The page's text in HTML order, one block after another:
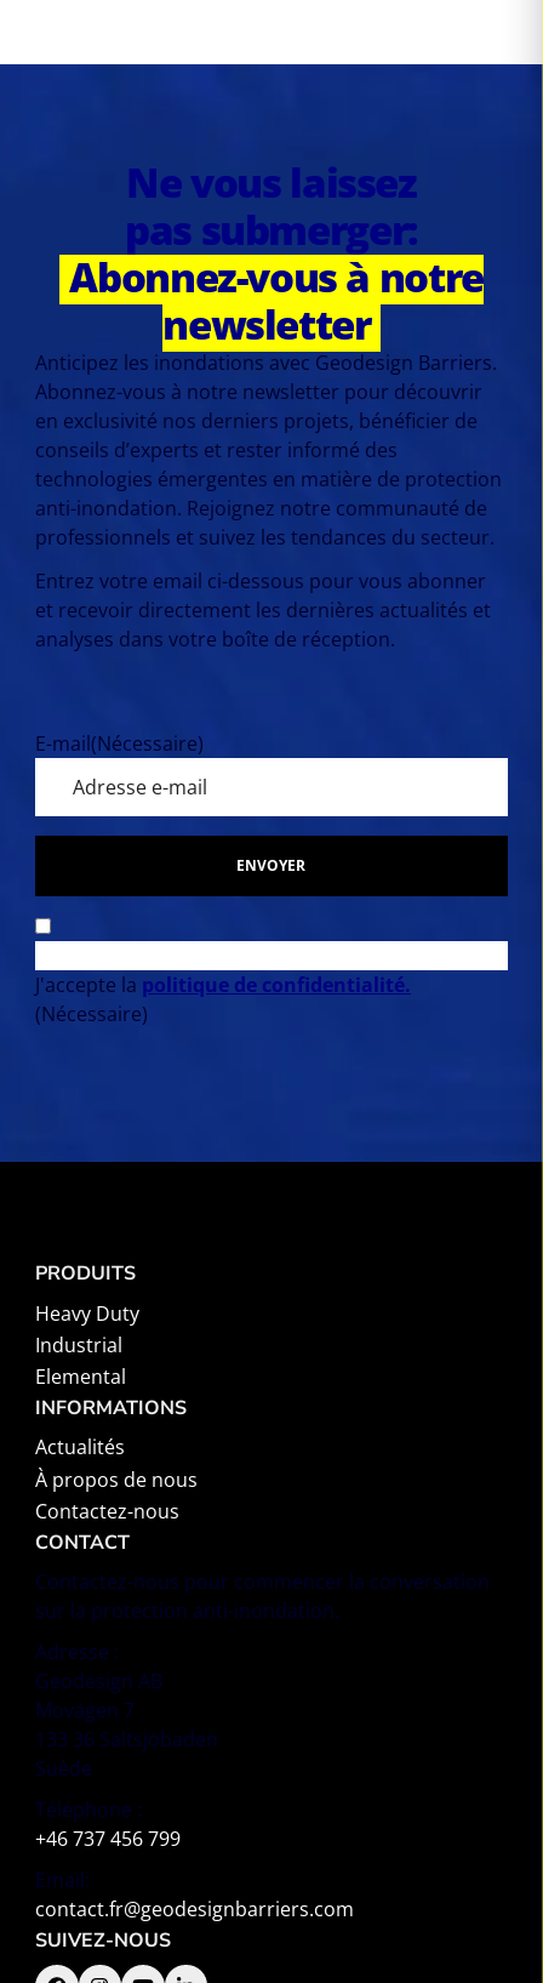
Ne vous laissez
pas submerger:
Abonnez-vous à notre
newsletter
Anticipez les inondations avec Geodesign Barriers.
Abonnez-vous à notre newsletter pour découvrir
en exclusivité nos derniers projets, bénéficier de
conseils d’experts et rester informé des
technologies émergentes en matière de protection
anti-inondation. Rejoignez notre communauté de
professionnels et suivez les tendances du secteur.
Entrez votre email ci-dessous pour vous abonner
et recevoir directement les dernières actualités et
analyses dans votre boîte de réception.
E-mail(Nécessaire)
J'accepte la politique de confidentialité.
(Nécessaire)
ENVOYER
PRODUITS
Heavy Duty
Industrial
Elemental
INFORMATIONS
Actualités
À propos de nous
Contactez-nous
CONTACT
Contactez-nous pour commencer la conversation
sur la protection anti-inondation.
Adresse :
Geodesign AB
Movägen 7
133 36 Saltsjöbaden
Suède
Téléphone :
+46 737 456 799
Email:
contact.fr@geodesignbarriers.com
SUIVEZ-NOUS